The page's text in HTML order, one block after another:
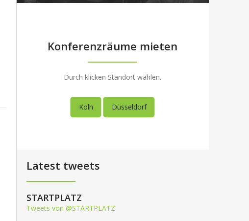
Konferenzräume mieten
Durch klicken Standort wählen.
Köln Düsseldorf
Latest tweets
STARTPLATZ
Tweets von @STARTPLATZ